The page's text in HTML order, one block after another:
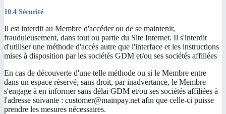
10.4 Sécurité
Il est interdit au Membre d'accéder ou de se maintenir,
frauduleusement, dans tout ou partie du Site Internet. Il s'interdit
d'utiliser une méthode d'accès autre que l'interface et les instructions
mises à disposition par les sociétés GDM et/ou ses sociétés affiliées
En cas de découverte d'une telle méthode ou si le Membre entre
dans un espace réservé, sans droit, par inadvertance, le Membre
s'engage à en informer sans délai GDM et/ou ses sociétés affiliées à
l'adresse suivante : customer@mainpay.net afin que celle-ci puisse
prendre les mesures nécessaires.